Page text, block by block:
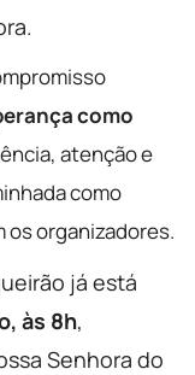
como
atenção e
como
os organizadores.
já está
às 8h,
Senhora do